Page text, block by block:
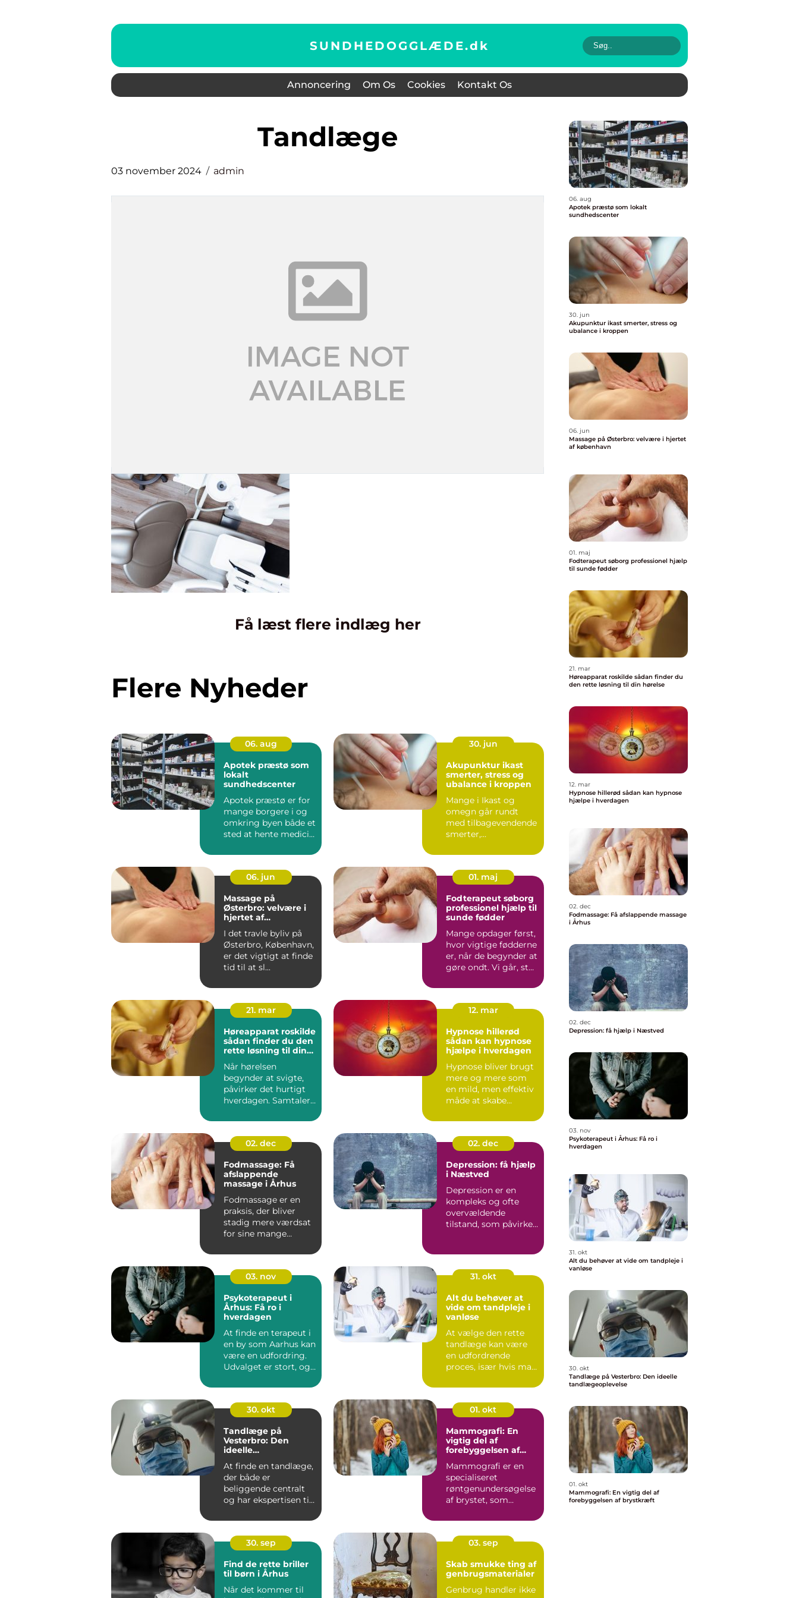
SUNDHEDOGGLÆDE.dk
Annoncering Om Os Cookies Kontakt Os
tandlæge
03 november 2024 admin
Få læst flere indlæg her
Flere Nyheder
06. aug
Apotek præstø som
lokalt
sundhedscenter
Apotek præstø er for
mange borgere i og
omkring byen både et
sted at hente medicin
30. jun
Akupunktur ikast
smerter, stress og
ubalance i kroppen
Mange i Ikast og
omegn går rundt
med tilbagevendende
smerter,
stresssymptomer, s...
06. jun
Massage på
Østerbro: velvære i
hjertet af
I det travle byliv på
Østerbro, København,
er det vigtigt at finde
tid til at sl...
01. maj
Fodterapeut søborg
professionel hjælp til
sunde fødder
Mange opdager først,
hvor vigtige fødderne
er, når de begynder at
gøre ondt. Vi går, står
21. mar
Høreapparat roskilde
sådan finder du den
rette løsning til din
Når hørelsen
begynder at svigte,
påvirker det hurtigt
hverdagen. Samtaler
du mi...
12. mar
Hypnose hillerød
sådan kan hypnose
hjælpe i hverdagen
Hypnose bliver brugt
mere og mere som
en mild, men effektiv
måde at skabe
hverdagen. ...
02. dec
Fodmassage: Få
afslappende
massage i Århus
Fodmassage er en
praksis, der bliver
stadig mere værdsat
for sine mange
02. dec
Depression: få hjælp
i Næstved
Depression er en
kompleks og ofte
overvældende
tilstand, som påvirker
03. nov
Psykoterapeut i
Århus: Få ro i
hverdagen
At finde en terapeut i
en by som Aarhus kan
være en udfordring.
Udvalget er stort, og
31. okt
Alt du behøver at
vide om tandpleje i
vanløse
At vælge den rette
tandlæge kan være
en udfordrende
proces, især hvis man
30. okt
Tandlæge på
Vesterbro: Den
ideelle
At finde en tandlæge,
der både er
beliggende centralt
og har ekspertisen til
01. okt
Mammografi: En
vigtig del af
forebyggelsen af
Mammografi er en
specialiseret
røntgenundersøgelse
af brystet, som
30. sep
Find de rette briller
til børn i Århus
Når det kommer til
03. sep
Skab smukke ting af
genbrugsmaterialer
Genbrug handler ikke
06. aug
Apotek præstø som lokalt
sundhedscenter
30. jun
Akupunktur ikast smerter, stress og
ubalance i kroppen
06. jun
Massage på Østerbro: velvære i hjertet
af københavn
01. maj
Fodterapeut søborg professionel hjælp
til sunde fødder
21. mar
Høreapparat roskilde sådan finder du
den rette løsning til din hørelse
12. mar
Hypnose hillerød sådan kan hypnose
hjælpe i hverdagen
02. dec
Fodmassage: Få afslappende massage
i Århus
02. dec
Depression: få hjælp i Næstved
03. nov
Psykoterapeut i Århus: Få ro i
hverdagen
31. okt
Alt du behøver at vide om tandpleje i
vanløse
30. okt
Tandlæge på Vesterbro: Den ideelle
tandlægeoplevelse
01. okt
Mammografi: En vigtig del af
forebyggelsen af brystkræft